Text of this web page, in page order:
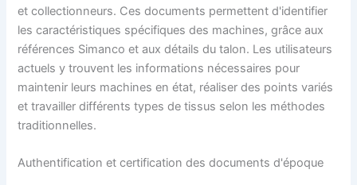
et collectionneurs. Ces documents permettent d'identifier
les caractéristiques spécifiques des machines, grâce aux
références Simanco et aux détails du talon. Les utilisateurs
actuels y trouvent les informations nécessaires pour
maintenir leurs machines en état, réaliser des points variés
et travailler différents types de tissus selon les méthodes
traditionnelles.
Authentification et certification des documents d'époque